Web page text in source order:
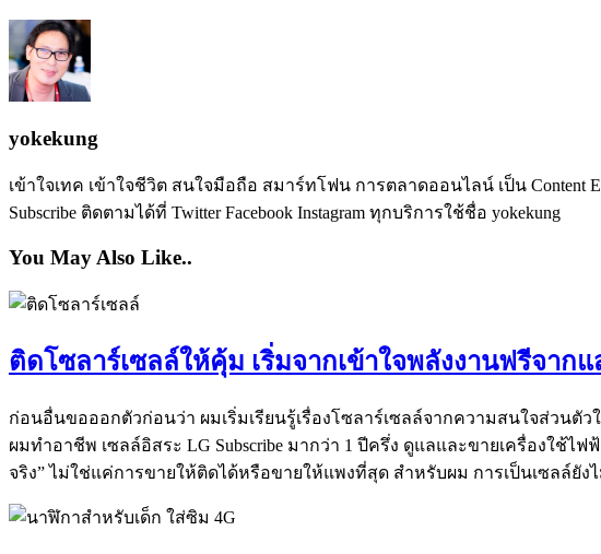
yokekung
เข้าใจเทค เข้าใจชีวิต สนใจมือถือ สมาร์ทโฟน การตลาดออนไลน์ เป็น Content
Subscribe ติดตามได้ที่ Twitter Facebook Instagram ทุกบริการใช้ชื่อ yokekung
You May Also Like..
ติดโซลาร์เซลล์ให้คุ้ม เริ่มจากเข้าใจพลังงานฟรีจาก
ก่อนอื่นขอออกตัวก่อนว่า ผมเริ่มเรียนรู้เรื่องโซลาร์เซลล์จากความสนใจส่วน
ผมทำอาชีพ เซลล์อิสระ LG Subscribe มากว่า 1 ปีครึ่ง ดูแลและขายเครื่องใ
จริง” ไม่ใช่แค่การขายให้ติดได้หรือขายให้แพงที่สุด สำหรับผม การเป็นเซลล์ยั